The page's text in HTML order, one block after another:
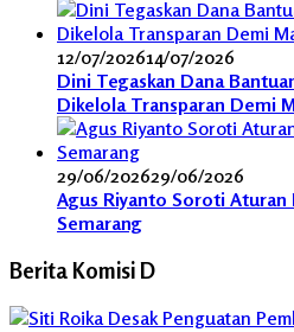
12/07/202614/07/2026
Dini Tegaskan Dana
Dikelola Transparan Demi
29/06/202629/06/2026
Agus Riyanto Soroti Aturan
Semarang
Berita Komisi D